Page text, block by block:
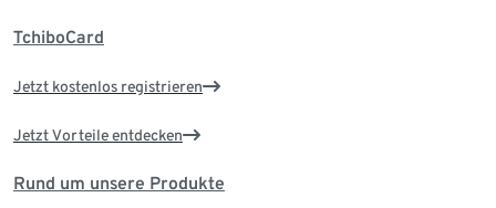
TchiboCard
Jetzt kostenlos registrieren
Jetzt Vorteile entdecken
Rund um unsere Produkte